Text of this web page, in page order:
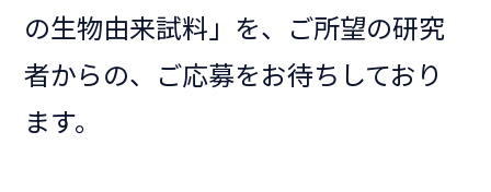
の生物由来試料」を、ご所望の研究
者からの、ご応募をお待ちしており
ます。